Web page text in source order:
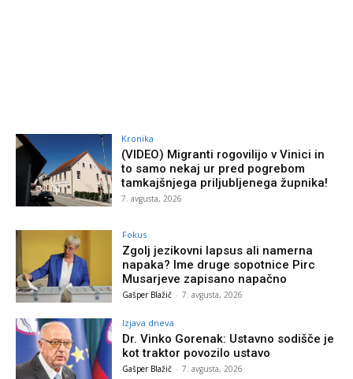
Kronika
(VIDEO) Migranti rogovilijo v Vinici in
to samo nekaj ur pred pogrebom
tamkajšnjega priljubljenega župnika!
7. avgusta, 2026
Fokus
Zgolj jezikovni lapsus ali namerna
napaka? Ime druge sopotnice Pirc
Musarjeve zapisano napačno
Gašper Blažič - 7. avgusta, 2026
Izjava dneva
Dr. Vinko Gorenak: Ustavno sodišče je
kot traktor povozilo ustavo
Gašper Blažič - 7. avgusta, 2026